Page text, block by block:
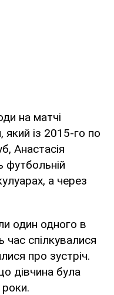
на матчі
який із 2015-го по
Анастасія
футбольній
а через
один одного в
час спілкувалися
про зустріч.
дівчина була